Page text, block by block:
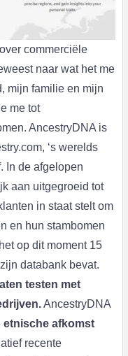
commerciële
naar wat het me
mijn familie en mijn
me tot
AncestryDNA is
‘s werelds
In de afgelopen
aan uitgegroeid tot
in staat stelt om
en hun stambomen
op dit moment 15
databank bevat.
testen met
AncestryDNA
etnische afkomst
recente